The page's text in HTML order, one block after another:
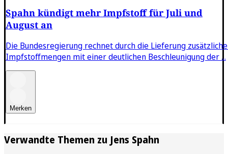
Spahn kündigt mehr Impfstoff für Juli und
August an
Die Bundesregierung rechnet durch die Lieferung
Impfstoffmengen mit einer deutlichen Beschleunigung der ...
Merken
Verwandte Themen zu Jens Spahn